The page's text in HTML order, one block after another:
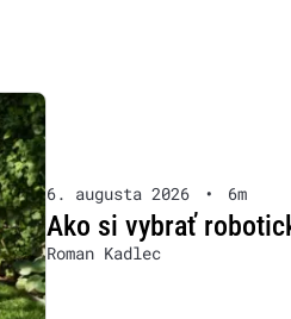
6. augusta 2026 • 6m
Ako si vybrať
Roman Kadlec